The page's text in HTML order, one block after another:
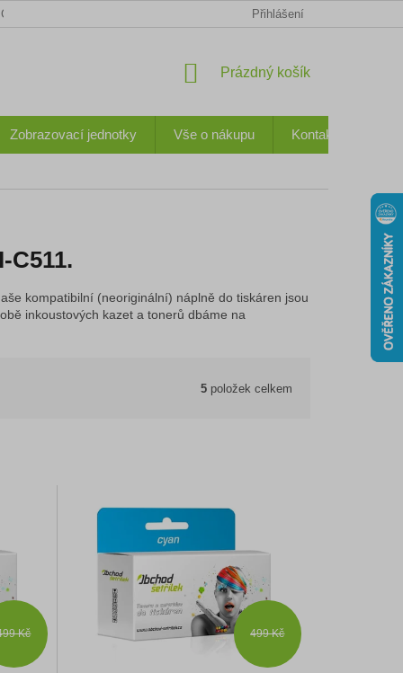
PODMÍNKY OCHRANA OSOBNÍCH
Přihlášení
NÁKUPNÍ
Prázdný košík
Zobrazovací jednotky Vše o nákupu Kontakty
C511.
kompatibilní (neoriginální) náplně do tiskáren jsou
inkoustových kazet a tonerů dbáme na
5 položek celkem
Kč 499 Kč